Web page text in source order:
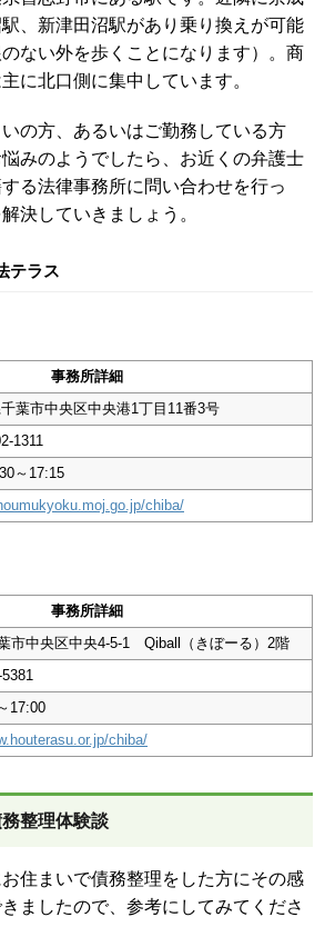
、新津田沼駅があり乗り換えが可能
ない外を歩くことになります）。商
に北口側に集中しています。
の方、あるいはご勤務している方
みのようでしたら、お近くの弁護士
る法律事務所に問い合わせを行っ
決していきましょう。
テラス
事務所詳細
葉市中央区中央港1丁目11番3号
1311
～17:15
chiba/
事務所詳細
市中央区中央4-5-1 Qiball（きぼーる）2階
17:00
chiba/
整理体験談
住まいで債務整理をした方にその感
ましたので、参考にしてみてくださ